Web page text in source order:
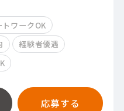
トワークOK
経験者優遇
応募する